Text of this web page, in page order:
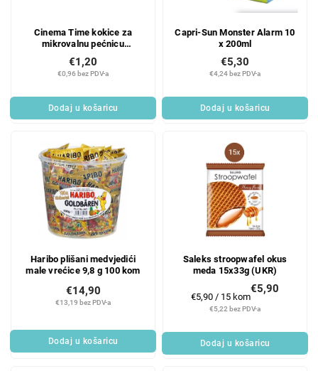
Cinema Time kokice za
mikrovalnu pećnicu
€0,96 bez PDV-a
€1,20
Dodaj u košaricu
Capri-Sun Monster Alarm 10
x 200ml
€4,24 bez PDV-a
€5,30
Dodaj u košaricu
Haribo plišani medvjedići
male vrećice 9,8 g 100 kom
€13,19 bez PDV-a
€14,90
Dodaj u košaricu
Saleks stroopwafel okus
meda 15x33g (UKR)
€5,22 bez PDV-a
€5,90
Mjerenje
cijene:
€5,90 / 15 kom
Dodaj u košaricu